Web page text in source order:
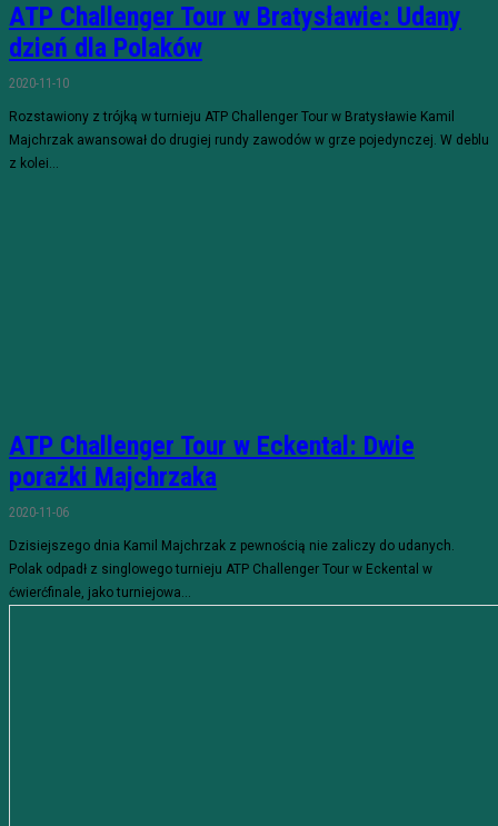
ATP Challenger Tour w Bratysławie: Udany
dzień dla Polaków
2020-11-10
Rozstawiony z trójką w turnieju ATP Challenger Tour w Bratysławie Kamil
Majchrzak awansował do drugiej rundy zawodów w grze pojedynczej. W deblu
z kolei...
ATP Challenger Tour w Eckental: Dwie
porażki Majchrzaka
2020-11-06
Dzisiejszego dnia Kamil Majchrzak z pewnością nie zaliczy do udanych.
Polak odpadł z singlowego turnieju ATP Challenger Tour w Eckental w
ćwierćfinale, jako turniejowa...